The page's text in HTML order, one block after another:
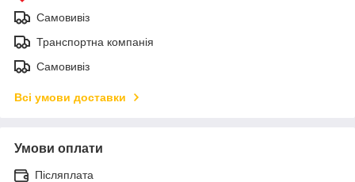
Самовивіз
Транспортна компанія
Самовивіз
Всі умови доставки
Умови оплати
Післяплата